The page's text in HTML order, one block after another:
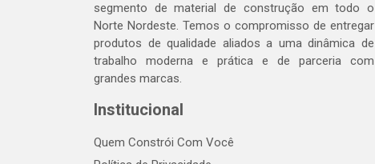
segmento de material de construção em todo o
Norte Nordeste. Temos o compromisso de entregar
produtos de qualidade aliados a uma dinâmica de
trabalho moderna e prática e de parceria com
grandes marcas.
Institucional
Quem Constrói Com Você